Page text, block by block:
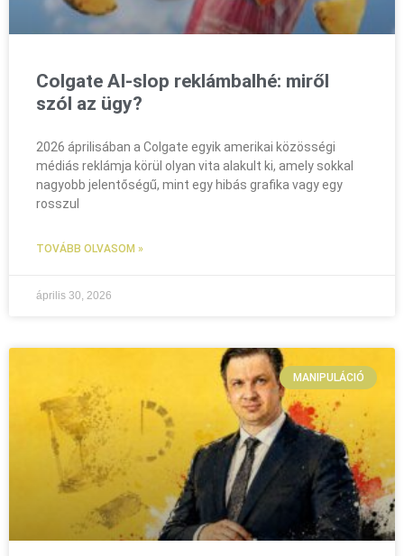
Colgate AI-slop reklámbalhé: miről
szól az ügy?
2026 áprilisában a Colgate egyik amerikai közösségi
médiás reklámja körül olyan vita alakult ki, amely sokkal
nagyobb jelentőségű, mint egy hibás grafika vagy egy
rosszul
TOVÁBB OLVASOM »
április 30, 2026
MANIPULÁCIÓ